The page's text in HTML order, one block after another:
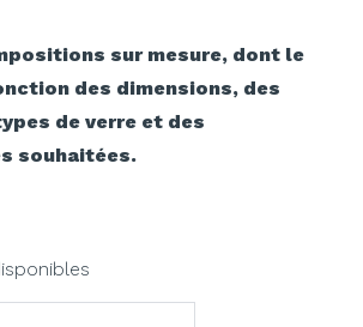
sur mesure, dont le
des dimensions, des
de verre et des
souhaitées.